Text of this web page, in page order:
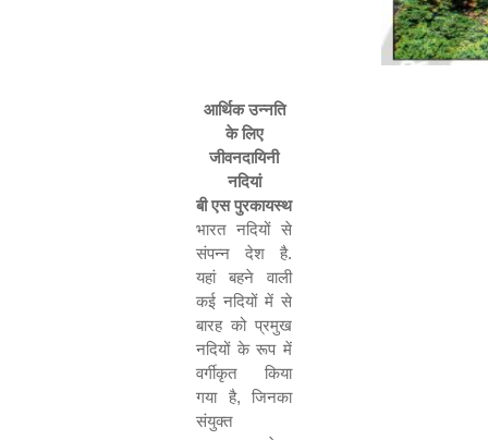
आर्थिक उन्नति
के लिए
जीवनदायिनी
नदियां
बी एस पुरकायस्थ
भारत नदियों से
संपन्न देश है.
यहां बहने वाली
कई नदियों में से
बारह को प्रमुख
नदियों के रूप में
वर्गीकृत किया
गया है, जिनका
संयुक्त